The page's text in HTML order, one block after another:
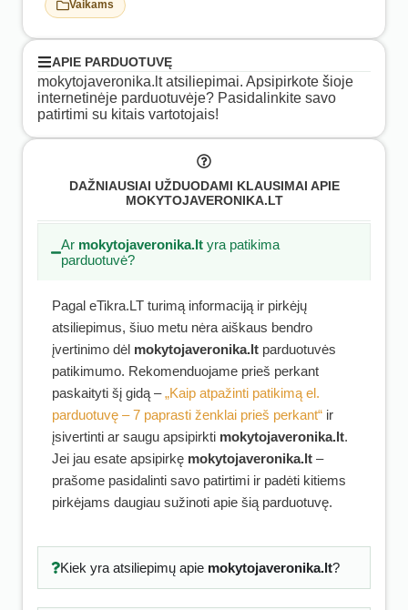
Vaikams
APIE PARDUOTUVĘ
mokytojaveronika.lt atsiliepimai. Apsipirkote šioje
internetinėje parduotuvėje? Pasidalinkite savo
patirtimi su kitais vartotojais!
DAŽNIAUSIAI UŽDUODAMI KLAUSIMAI APIE
MOKYTOJAVERONIKA.LT
Ar mokytojaveronika.lt yra patikima
parduotuvė?
Pagal eTikra.LT turimą informaciją ir pirkėjų
atsiliepimus, šiuo metu nėra aiškaus bendro
įvertinimo dėl mokytojaveronika.lt parduotuvės
patikimumo. Rekomenduojame prieš perkant
paskaityti šį gidą –„Kaip atpažinti patikimą el.
parduotuvę – 7 paprasti ženklai prieš perkant“ ir
įsivertinti ar saugu apsipirkti mokytojaveronika.lt.
Jei jau esate apsipirkę mokytojaveronika.lt –
prašome pasidalinti savo patirtimi ir padėti kitiems
pirkėjams daugiau sužinoti apie šią parduotuvę.
Kiek yra atsiliepimų apie mokytojaveronika.lt?